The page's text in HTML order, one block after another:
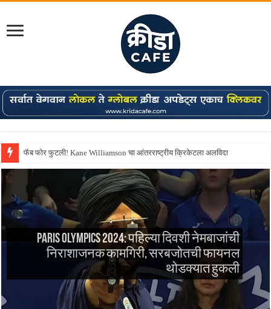
फॅब फोर फुटली! Kane Williamson चा आंतरराष्ट्रीय क्रिकेटला अलविदा
Shreyas Iyer कॅप्टन झाला! टी20 ची पुन्हा मुंबईकराच्या खांद्यावर, एशियन गेम्स…
Paris Olympics 2024: पहिल्या दिवशी नेमबाजांची
निराशाजनक कामगिरी, सरबजोतची फायनल
थोडक्यात हुकली